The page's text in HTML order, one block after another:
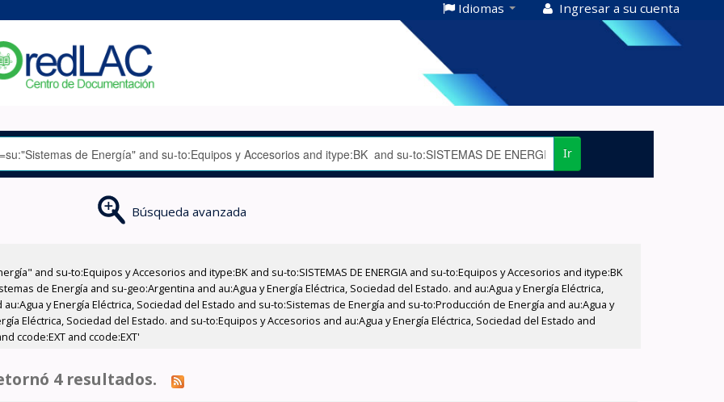
Idiomas Ingresar a su cuenta
Ir
Búsqueda avanzada
and su-to:Equipos y Accesorios and itype:BK and su-to:SISTEMAS DE ENERGIA and su-to:Equipos y Accesorios and itype:BK
de Energía and su-geo:Argentina and au:Agua y Energía Eléctrica, Sociedad del Estado. and au:Agua y Energía Eléctrica,
y Energía Eléctrica, Sociedad del Estado and su-to:Sistemas de Energía and su-to:Producción de Energía and au:Agua y
Eléctrica, Sociedad del Estado. and su-to:Equipos y Accesorios and au:Agua y Energía Eléctrica, Sociedad del Estado and
ccode:EXT and ccode:EXT'
4 resultados.